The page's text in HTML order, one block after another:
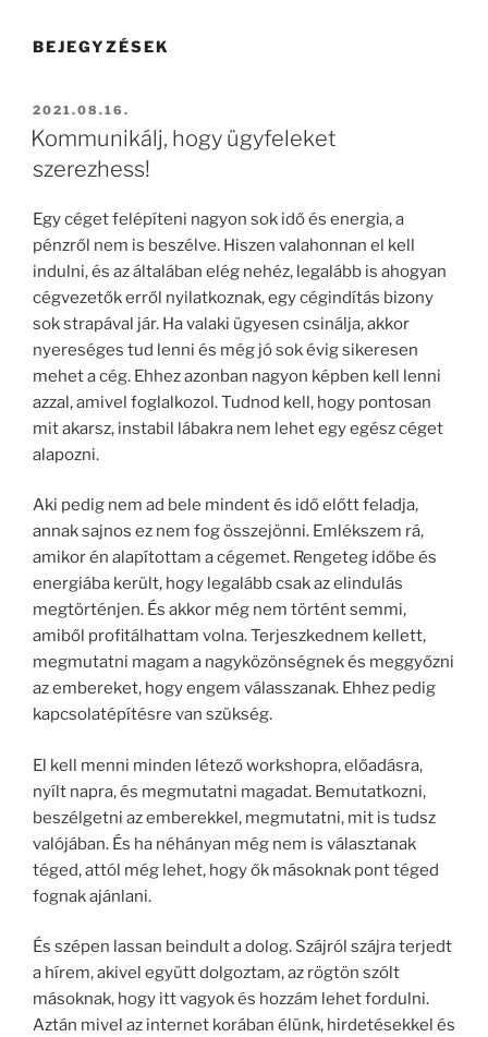
BEJEGYZÉSEK
BEKÜLDVE:
2021.08.16.
Kommunikálj, hogy ügyfeleket
szerezhess!
Egy céget felépíteni nagyon sok idő és energia, a
pénzről nem is beszélve. Hiszen valahonnan el kell
indulni, és az általában elég nehéz, legalább is ahogyan
cégvezetők erről nyilatkoznak, egy cégindítás bizony
sok strapával jár. Ha valaki ügyesen csinálja, akkor
nyereséges tud lenni és még jó sok évig sikeresen
mehet a cég. Ehhez azonban nagyon képben kell lenni
azzal, amivel foglalkozol. Tudnod kell, hogy pontosan
mit akarsz, instabil lábakra nem lehet egy egész céget
alapozni.
Aki pedig nem ad bele mindent és idő előtt feladja,
annak sajnos ez nem fog összejönni. Emlékszem rá,
amikor én alapítottam a cégemet. Rengeteg időbe és
energiába került, hogy legalább csak az elindulás
megtörténjen. És akkor még nem történt semmi,
amiből profitálhattam volna. Terjeszkednem kellett,
megmutatni magam a nagyközönségnek és meggyőzni
az embereket, hogy engem válasszanak. Ehhez pedig
kapcsolatépítésre van szükség.
El kell menni minden létező workshopra, előadásra,
nyílt napra, és megmutatni magadat. Bemutatkozni,
beszélgetni az emberekkel, megmutatni, mit is tudsz
valójában. És ha néhányan még nem is választanak
téged, attól még lehet, hogy ők másoknak pont téged
fognak ajánlani.
És szépen lassan beindult a dolog. Szájról szájra terjedt
a hírem, akivel együtt dolgoztam, az rögtön szólt
másoknak, hogy itt vagyok és hozzám lehet fordulni.
Aztán mivel az internet korában élünk, hirdetésekkel és